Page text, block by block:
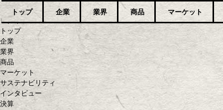
ログイン
トップ
企業
業界
商品
マーケット
サステナビリティ
インタビュー
決算
トップ 企業 業界 商品 マーケット